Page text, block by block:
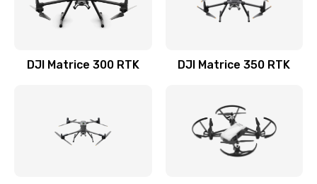
DJI Matrice 300 RTK DJI Matrice 350 RTK